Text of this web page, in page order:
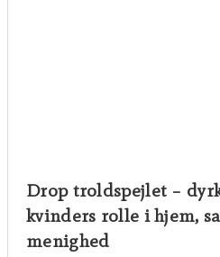
Drop troldspejlet –
kvinders rolle i hjem,
menighed